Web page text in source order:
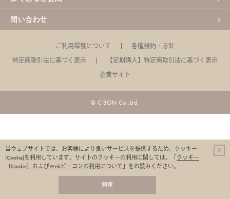
問い合わせ
ご利用環境について
各種規約・方針
特定商取引法に基づく表示
【定期購入】特定商取引法に基づく表示
企業サイト
© C'BON Co.,Ltd.
当ウェブサイトでは、お客様により良いサービスを提供するため、クッキー
(Cookie)を利用しています。 サイトのクッキーの利用に関しては、「 クッキー
（Cookie）およびWebビーコンの利用について 」をお読みください。
同意